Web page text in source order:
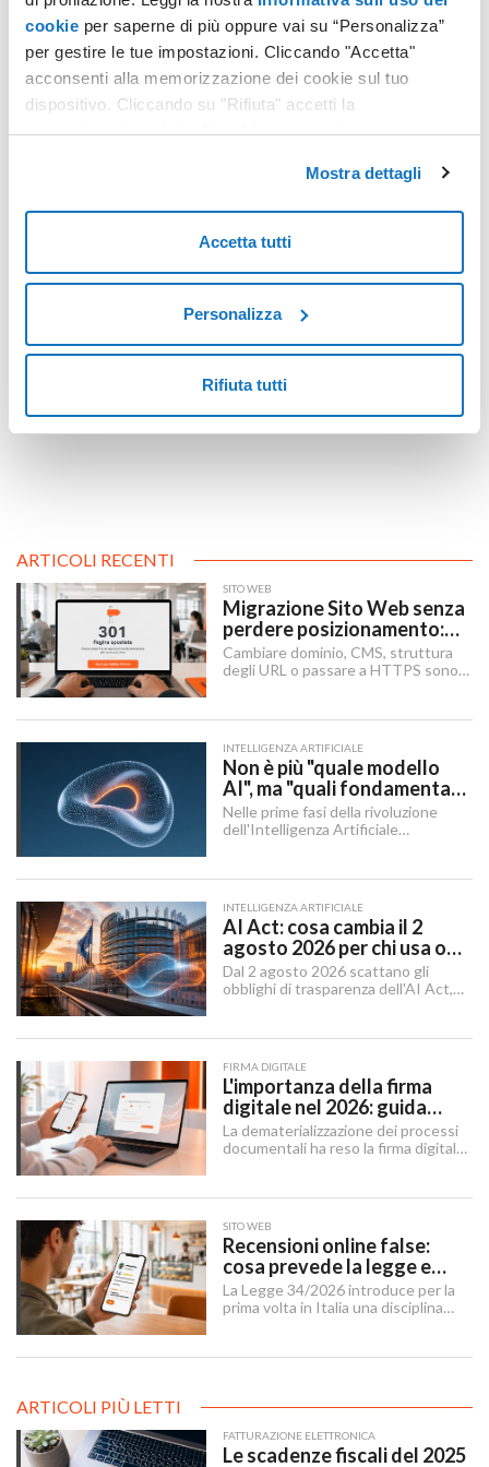
cookie per saperne di più oppure vai su “Personalizza”
per gestire le tue impostazioni. Cliccando "Accetta"
acconsenti alla memorizzazione dei cookie sul tuo
dispositivo. Cliccando su "Rifiuta" accetti la
memorizzazione dei soli cookie necessari.
Mostra dettagli
Accetta tutti
Personalizza
Rifiuta tutti
FIRMA DIGITALE
un'importante evoluzione normativa con l'introduzione dei
Identificativo Nazionale).
Leggi tutto
ARTICOLI RECENTI
SITO WEB
Migrazione Sito Web senza
perdere posizionamento:
Redirect 301, URL e
Checklist SEO
Cambiare dominio, CMS, struttura
degli URL o passare a HTTPS sono i
ricerca.
INTELLIGENZA ARTIFICIALE
Non è più "quale modello
AI", ma "quali fondamenta":
dati, infrastruttura,
governance
Nelle prime fasi della rivoluzione
dell'Intelligenza Artificiale
"Quale modello dobbiamo usare?".
INTELLIGENZA ARTIFICIALE
AI Act: cosa cambia il 2
agosto 2026 per chi usa o
integra l'AI
Dal 2 agosto 2026 scattano gli
obblighi di trasparenza dell'AI Act,
rinviato quelli sui sistemi ad alto
FIRMA DIGITALE
L'importanza della firma
digitale nel 2026: guida
completa per aziende e
professionisti
La dematerializzazione dei processi
documentali ha reso la firma digitale
SITO WEB
Recensioni online false:
cosa prevede la legge e
cosa possono fare le
imprese
La Legge 34/2026 introduce per la
prima volta in Italia una disciplina
ristorazione e del turismo.
ARTICOLI PIÙ LETTI
FATTURAZIONE ELETTRONICA
Le scadenze fiscali del 2025